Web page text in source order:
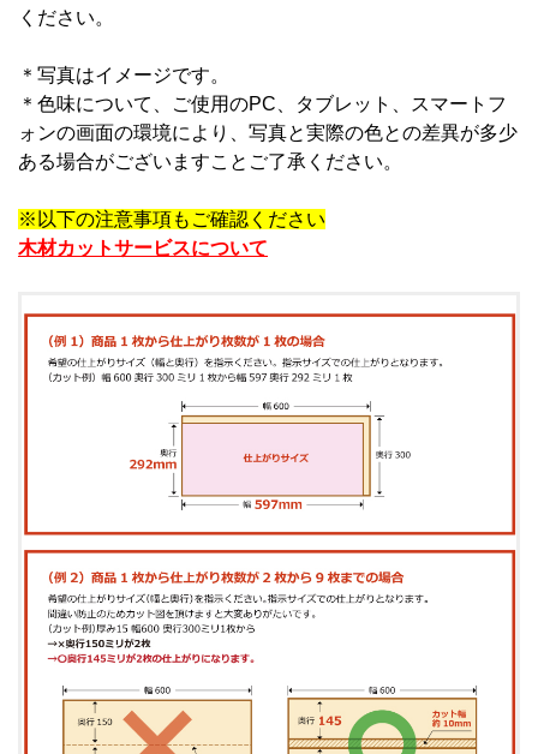
ください。
＊写真はイメージです。
＊ 色味について、ご使用のPC、タブレット、スマートフ
ォンの画面の環境により、写真と実際の色との差異が多少
ある場合がございますことご了承ください。
※以下の注意事項もご確認ください
木材カットサービスについて